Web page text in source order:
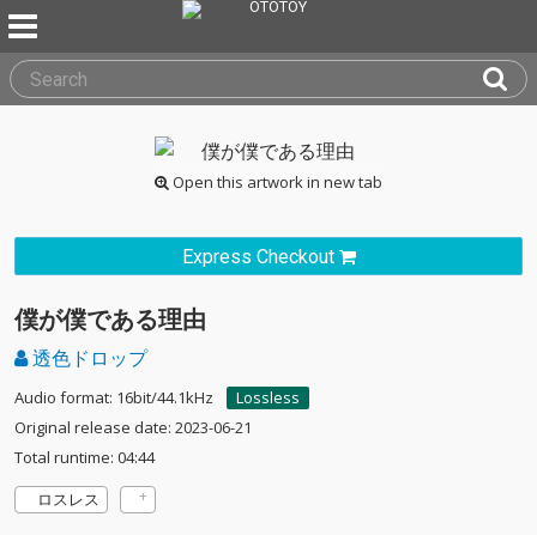
Open this artwork in new tab
Express Checkout
僕が僕である理由
透色ドロップ
Audio format: 16bit/44.1kHz
Lossless
Original release date: 2023-06-21
Total runtime: 04:44
ロスレス